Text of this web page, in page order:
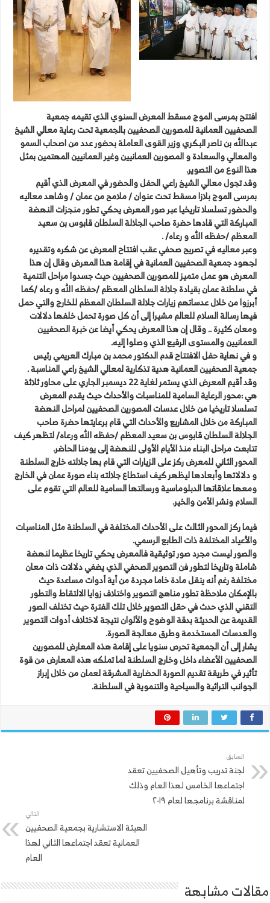
افتتح بمرسى الموج مسقط المعرض السنوي الذي تقيمه جمعية
الصحفيين العمانية للمصورين الصحفيين بالجمعية تحت رعاية معالي الشيخ
عبدالله بن ناصر البكري وزير القوى العاملة بحضور عدد من اصحاب السمو
والمعالي والسعادة و المصورين العمانيين وغير العمانيين المهتمين بمثل
هذا النوع من التصوير.
وقد تجول معالي الشيخ راعي الحفل والحضور في المعرض الذي أقيم
بمرسى الموج بلازا مسقط تحت عنوان / ملامح من عمان / وشاهد معاليه
والحضور تسلسلا تاريخيا عبر صور المعرض يحكي تطور منجزات النهضة
المباركة التي قادها حضرة صاحب الجلالة السلطان قابوس بن سعيد
المعظم /حفظه الله و رعاه/ .
وعبر معاليه في تصريح صحفي عقب افتتاح المعرض عن شكره وتقديره
لجهود جمعية الصحفيين العمانية في إقامة هذا المعرض وقال إن هذا
المعرض هو عمل متميز للمصورين الصحفيين حيث جسدوا مراحل التنمية
في سلطنة عمان بقيادة جلالة السلطان المعظم /حفظه الله و رعاه /كما
أبرزوا من خلال عدساتهم زيارات جلالة السلطان المعظم للخارج والتي حمل
فيها رسالة السلام للعالم مشيرا إلى أن كل صورة تحمل خلفها دلالات
ومعان كثيرة .. وقال إن هذا المعرض يحكي أيضا عن خبرة الصحفيين
العمانيين والمستوى الرفيع الذي وصلوا إليه.
و في نهاية حفل الافتتاح قدم الدكتور محمد بن مبارك العريمي رئيس
جمعية الصحفيين العمانية هدية تذكارية لمعالي الشيخ راعي المناسبة .
وقد أقيم المعرض الذي يستمر لغاية 22 ديسمبر الجاري على محاور ثلاثة
هي :محور الرعاية السامية للمناسبات والأحداث حيث يقدم المعرض
تسلسلا تاريخيا من خلال عدسات المصورين الصحفيين لمراحل النهضة
المباركة من خلال المشاريع والأحداث التي قام برعايتها حضرة صاحب
الجلالة السلطان قابوس بن سعيد المعظم /حفظه الله ورعاه/ لتظهر كيف
تتابعت مراحل البناء منذ الأيام الأولى للنهضة إلى يومنا الحاضر.
المحور الثاني للمعرض ركز على الزيارات التي قام بها جلالته خارج السلطنة
و دلالاتها وأبعادها ليظهر كيف استطاع جلالته بناء صورة عمان في الخارج
ومعها علاقاتها الدبلوماسية ورسالتها السامية للعالم التي تقوم على
السلام ونشر الأمن والخير.
فيما ركز المحور الثالث على الأحداث المختلفة في السلطنة مثل المناسبات
والأعياد المختلفة ذات الطابع الرسمي.
والصور ليست مجرد صور توثيقية فالمعرض يحكي تاريخا عظيما لنهضة
شاملة وتاريخا لتطور فن التصوير الصحفي الذي يضفي دلالات ذات معان
مختلفة رغم أنه ينقل مادة خاما مجردة من أية أدوات مساعدة حيث
بالإمكان ملاحظة تطور مناهج التصوير واختلاف زوايا الالتقاط والتطور
التقني الذي حدث في حقل التصوير خلال تلك الفترة حيث تختلف الصور
القديمة عن الحديثة بدقة الوضوح والألوان نتيجة لاختلاف أدوات التصوير
والعدسات المستخدمة وطرق معالجة الصورة.
يشار إلى أن الجمعية تحرص سنويا على إقامة هذه المعارض للمصورين
الصحفيين الأعضاء داخل وخارج السلطنة لما تملكه هذه المعارض من قوة
تأثير في طريقة تقديم الصورة الحضارية المشرقة لعمان من خلال إبراز
الجوانب التراثية والسياحية والتنموية في السلطنة.
السابق
لجنة تدريب وتأهيل الصحفيين تعقد
اجتماعها الخامس لهذا العام وذلك
لمناقشة برنامجها لعام ٢٠١٩
التالي
الهيئة الاستشارية بجمعية الصحفيين
العمانية تعقد اجتماعها الثاني لهذا
العام
مقالات مشابهة